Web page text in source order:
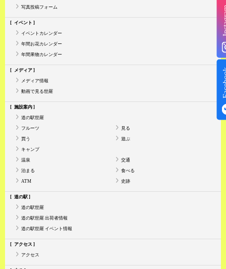
写真投稿フォーム
イベント
イベントカレンダー
年間お花カレンダー
年間果物カレンダー
メディア
メディア情報
動画で見る世羅
施設案内
道の駅世羅
フルーツ 見る
買う 遊ぶ
キャンプ
温泉 交通
泊まる 食べる
ATM 史跡
道の駅
道の駅世羅
道の駅世羅 出荷者情報
道の駅世羅 イベント情報
アクセス
アクセス